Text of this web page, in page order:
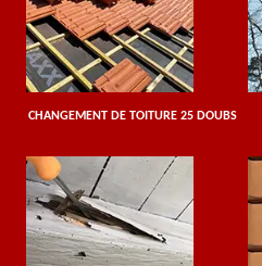
CHANGEMENT DE TOITURE 25 DOUBS